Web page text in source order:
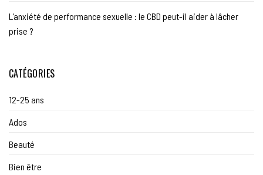
L’anxiété de performance sexuelle : le CBD peut-il aider à lâcher
prise ?
CATÉGORIES
12-25 ans
Ados
Beauté
Bien être